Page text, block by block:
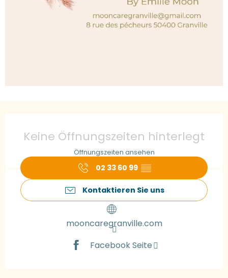
Keine Öffnungszeiten hinterlegt
Öffnungszeiten ansehen
02 33 60 99 ▒▒
Kontaktieren Sie uns
mooncaregranville.com
Facebook Seite